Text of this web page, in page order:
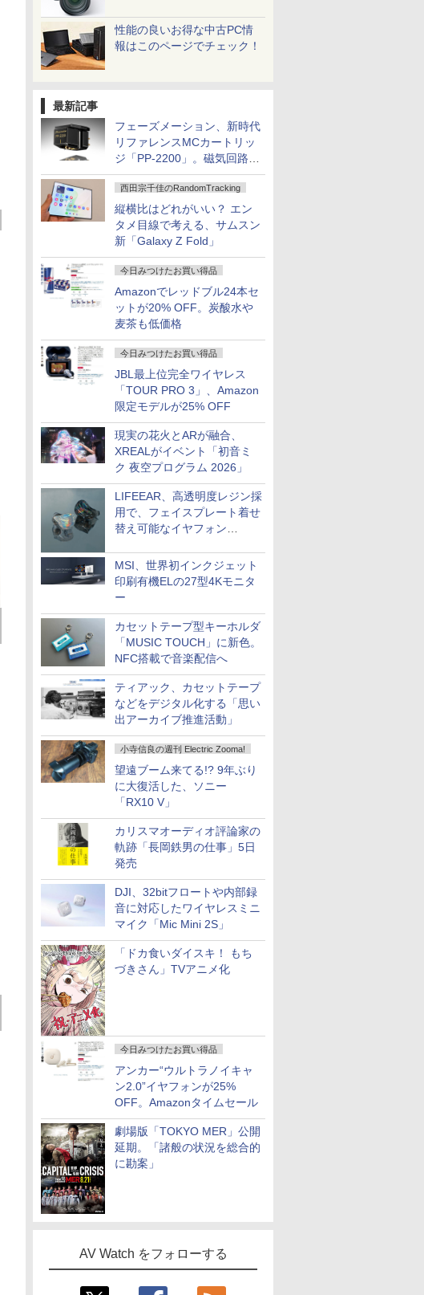
性能の良いお得な中古PC情
報はこのページでチェック！
最新記事
フェーズメーション、新時代
リファレンスMCカートリッ
ジ「PP-2200」。磁気回路や
ハウジングを根本から見直し
西田宗千佳のRandomTracking
縦横比はどれがいい？ エン
タメ目線で考える、サムスン
新「Galaxy Z Fold」
今日みつけたお買い得品
Amazonでレッドブル24本セ
ットが20% OFF。炭酸水や
麦茶も低価格
今日みつけたお買い得品
JBL最上位完全ワイヤレス
「TOUR PRO 3」、Amazon
限定モデルが25% OFF
現実の花火とARが融合、
XREALがイベント「初音ミ
ク 夜空プログラム 2026」
LIFEEAR、高透明度レジン採
用で、フェイスプレート着せ
替え可能なイヤフォン
MSI、世界初インクジェット
印刷有機ELの27型4Kモニタ
ー
カセットテープ型キーホルダ
「MUSIC TOUCH」に新色。
NFC搭載で音楽配信へ
ティアック、カセットテープ
などをデジタル化する「思い
出アーカイブ推進活動」
小寺信良の週刊 Electric Zooma!
望遠ブーム来てる!? 9年ぶり
に大復活した、ソニー
「RX10 V」
カリスマオーディオ評論家の
軌跡「長岡鉄男の仕事」5日
発売
DJI、32bitフロートや内部録
音に対応したワイヤレスミニ
マイク「Mic Mini 2S」
「ドカ食いダイスキ！ もち
づきさん」TVアニメ化
今日みつけたお買い得品
アンカー“ウルトラノイキャ
ン2.0”イヤフォンが25%
OFF。Amazonタイムセール
劇場版「TOKYO MER」公開
延期。「諸般の状況を総合的
に勘案」
AV Watch をフォローする